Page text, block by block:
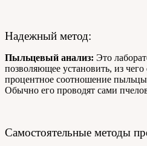
Надежный метод:
Пыльцевый анализ: Это
позволяющее установить, из
процентное соотношение
Обычно его проводят сами
Самостоятельные методы